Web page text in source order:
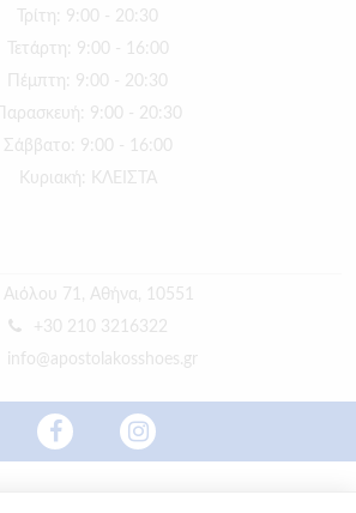
Τρίτη: 9:00 - 20:30
Τετάρτη: 9:00 - 16:00
Πέμπτη: 9:00 - 20:30
Παρασκευή: 9:00 - 20:30
Σάββατο: 9:00 - 16:00
Κυριακή: ΚΛΕΙΣΤΑ
Αιόλου 71, Αθήνα, 10551
+30 210 3216322
info@apostolakosshoes.gr